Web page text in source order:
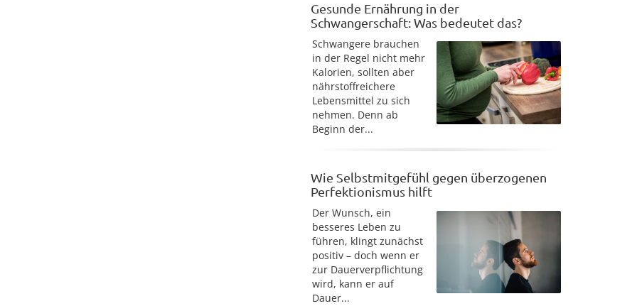
Gesunde Ernährung in der
Schwangerschaft: Was bedeutet das?
Schwangere brauchen
in der Regel nicht mehr
Kalorien, sollten aber
nährstoffreichere
Lebensmittel zu sich
nehmen. Denn ab
Beginn der...
Wie Selbstmitgefühl gegen überzogenen
Perfektionismus hilft
Der Wunsch, ein
besseres Leben zu
führen, klingt zunächst
positiv – doch wenn er
zur Dauerverpflichtung
wird, kann er auf
Dauer...